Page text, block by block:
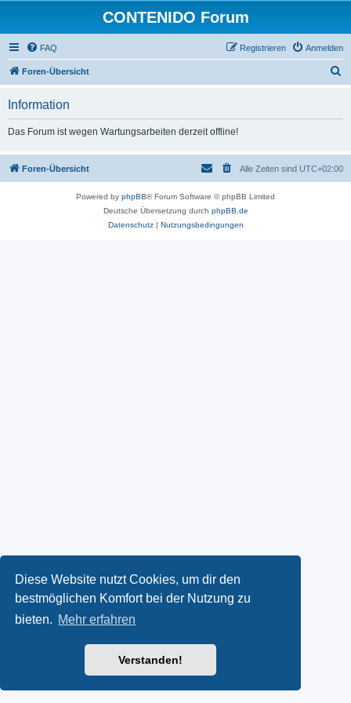
Diese Website nutzt Cookies, um dir den
bestmöglichen Komfort bei der Nutzung zu
bieten. Mehr erfahren
Verstanden!
CONTENIDO Forum
FAQ Anmelden
Registrieren
Foren-Übersicht
Information
Das Forum ist wegen Wartungsarbeiten derzeit offline!
Foren-Übersicht Alle Zeiten sind UTC+02:00
Powered by phpBB® Forum Software © phpBB Limited
Deutsche Übersetzung durch phpBB.de
Datenschutz| Nutzungsbedingungen